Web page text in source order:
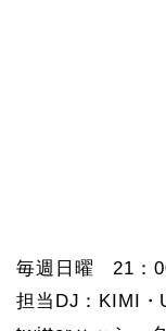
毎週日曜 21：
担当DJ：KIMI・